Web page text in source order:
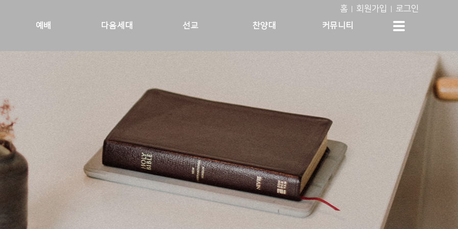
홈 회원가입
로그인
예배
다음세대 선교 찬양대 커뮤니티